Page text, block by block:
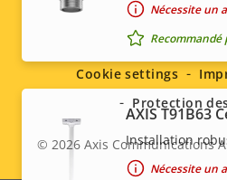
Nécessite un
AXIS T91B63
Installation
Nécessite un
Social
menu
Legal
© 2026 Axis Communications
Cookie settings
Protection